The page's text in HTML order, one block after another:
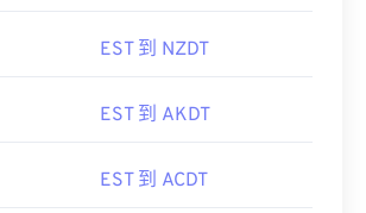
EST 到 NZDT
EST 到 AKDT
EST 到 ACDT